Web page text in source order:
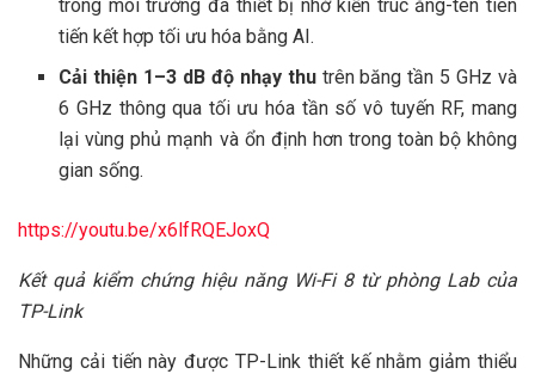
trong môi trường đa thiết bị nhờ kiến trúc ăng-ten tiên
tiến kết hợp tối ưu hóa bằng AI.
Cải thiện 1–3 dB độ nhạy thutrên băng tần 5 GHz và
6 GHz thông qua tối ưu hóa tần số vô tuyến RF, mang
lại vùng phủ mạnh và ổn định hơn trong toàn bộ không
gian sống.
https://youtu.be/x6lfRQEJoxQ
Kết quả kiểm chứng hiệu năng Wi-Fi 8 từ phòng Lab của
TP-Link
Những cải tiến này được TP-Link thiết kế nhằm giảm thiểu